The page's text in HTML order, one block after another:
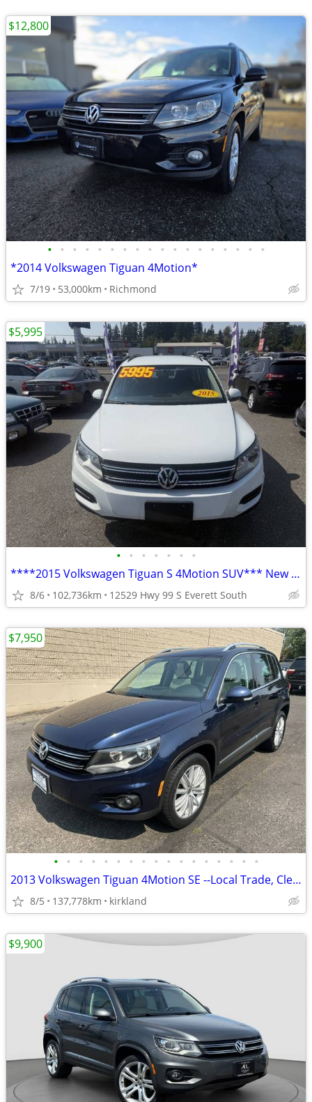
• • • • • • • • • • • • • • • • • •
*2014 Volkswagen Tiguan 4Motion*
7/19 53,000km Richmond
$12,800
• • • • • • •
****2015 Volkswagen Tiguan S 4Motion SUV*** New Arrival
8/6 102,736km 12529 Hwy 99 S Everett South
$5,995
• • • • • • • • • • • • • • • • •
2013 Volkswagen Tiguan 4Motion SE --Local Trade, Clean title, Loaded--
8/5 137,778km kirkland
$7,950
$9,900